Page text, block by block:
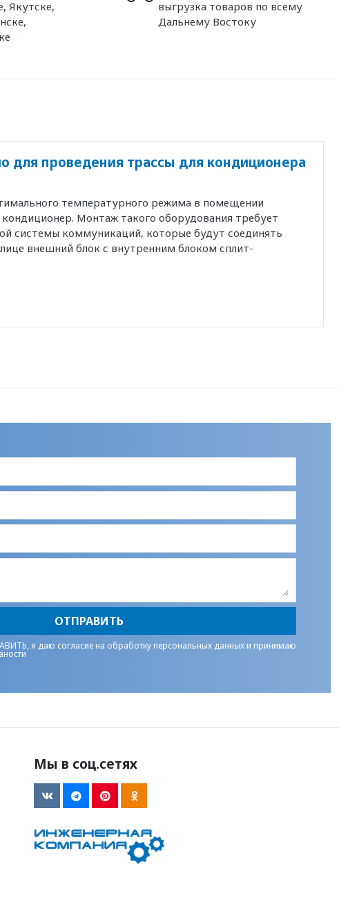
Якутске,
выгрузка товаров по всему
Дальнему Востоку
для проведения трассы для кондиционера
температурного режима в помещении
Монтаж такого оборудования требует
системы коммуникаций, которые будут соединять
внешний блок с внутренним блоком сплит-
ОТПРАВИТЬ
я даю согласие на обработку персональных данных и принимаю
Мы в соц.сетях